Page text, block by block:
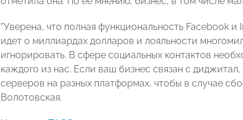
"Уверена, что полная функциональность Facebook
идет о миллиардах долларов и лояльности
игнорировать. В сфере социальных контактов
каждого из нас. Если ваш бизнес связан с
серверов на разных платформах, чтобы в случае
Волотовская.